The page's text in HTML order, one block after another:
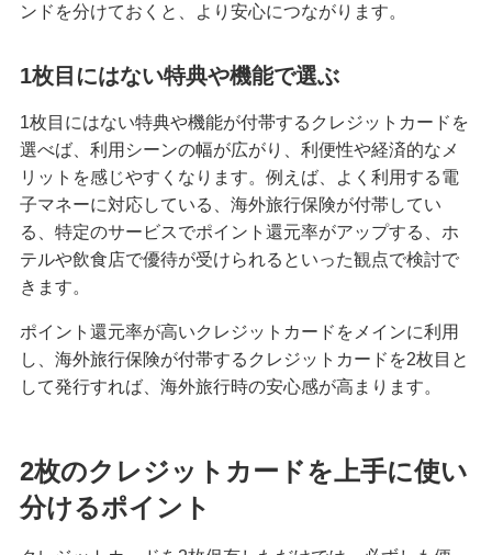
ンドを分けておくと、より安心につながります。
1枚目にはない特典や機能で選ぶ
1枚目にはない特典や機能が付帯するクレジットカードを
選べば、利用シーンの幅が広がり、利便性や経済的なメ
リットを感じやすくなります。例えば、よく利用する電
子マネーに対応している、海外旅行保険が付帯してい
る、特定のサービスでポイント還元率がアップする、ホ
テルや飲食店で優待が受けられるといった観点で検討で
きます。
ポイント還元率が高いクレジットカードをメインに利用
し、海外旅行保険が付帯するクレジットカードを2枚目と
して発行すれば、海外旅行時の安心感が高まります。
2枚のクレジットカードを上手に使い
分けるポイント